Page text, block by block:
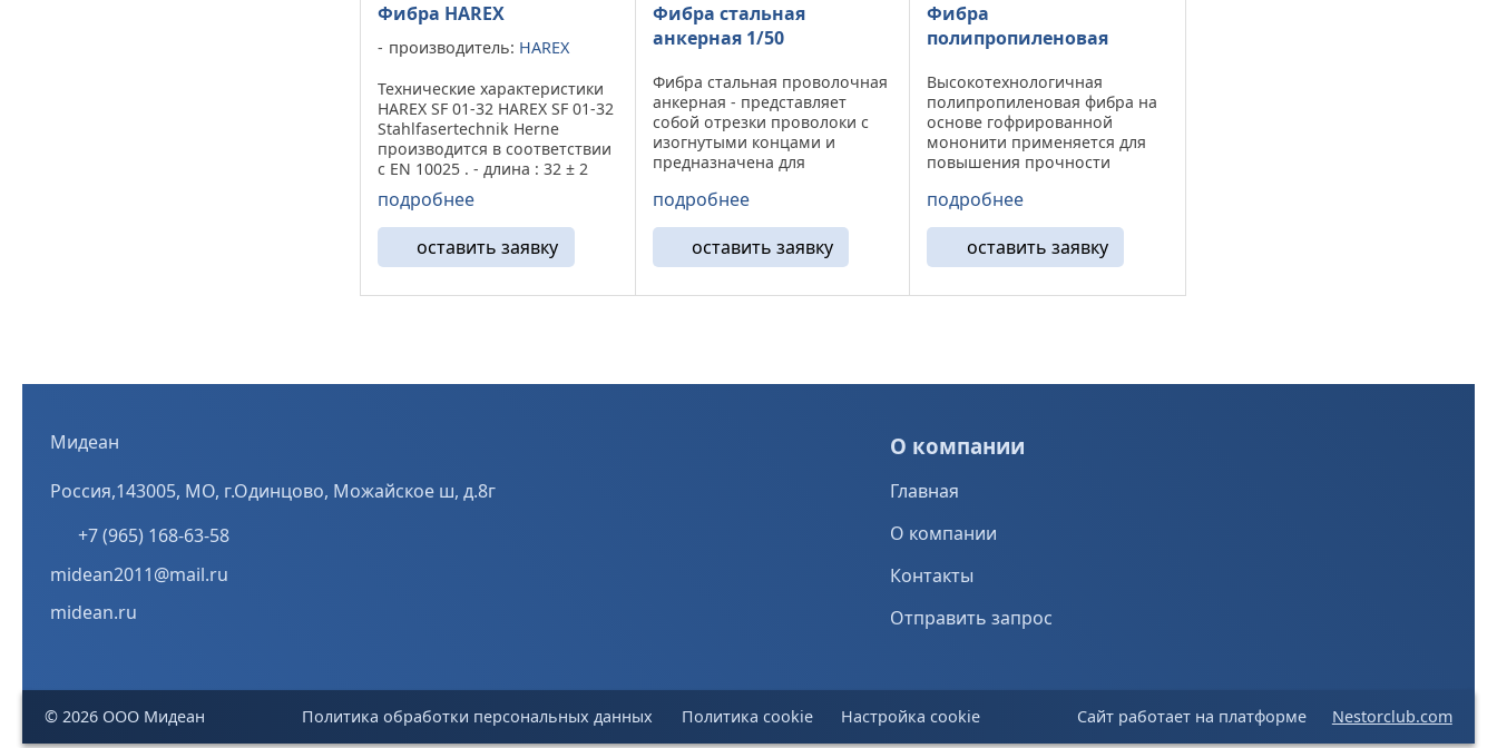
Фибра HAREX
производитель: HAREX
Технические характеристики
HAREX SF 01-32 HAREX SF 01-32
Stahlfasertechnik Herne
производится в соответствии
с EN 10025 . - длина : 32 ± 2
мм; - ширина: 3,8 ± 0,5 мм; -
скручивание относительно
продольной оси: 20° ± 70°; -
количество в 1 кг: 6240 ...
подробнее
оставить заявку
Фибра стальная
анкерная 1/50
Фибра стальная проволочная
анкерная - представляет
собой отрезки проволоки с
изогнутыми концами и
предназначена для
и бетона. Область
применения анкерной
стальной фибры. Анкерная
стальная фибра - отрезки
подробнее
оставить заявку
Фибра
полипропиленовая
Высокотехнологичная
полипропиленовая фибра на
основе гофрированной
мононити применяется для
повышения прочности
образования мелких трещин
из-за пластической усадки
или ускоренного высыхания
бетона. Повышает
подробнее
оставить заявку
Мидеан
Россия,143005, МО, г.Одинцово, Можайское ш, д.8г
+7 (965) 168-63-58
midean2011@mail.ru
midean.ru
О компании
Главная
О компании
Контакты
Отправить запрос
© 2026 ООО Мидеан Политика обработки персональных данных Политика cookie Настройка cookie Сайт работает на платформе Nestorclub.com